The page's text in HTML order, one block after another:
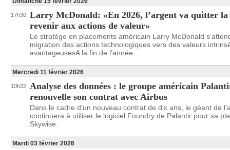
17h30 Larry McDonald: «En 2026, l’argent va quitter
revenir aux actions de valeur»
Le stratège en placements américain Larry McDonald
migration des actions technologiques vers des valeurs
avantageusesA la fin de l’année...
Mercredi 11 février 2026
10h32 Analyse des données : le groupe américain
renouvelle son contrat avec Airbus
Dans le cadre d’un nouveau contrat de dix ans, le géant de
continuera à utiliser le logiciel Foundry de Palantir pour sa
Skywise.
Mardi 03 février 2026